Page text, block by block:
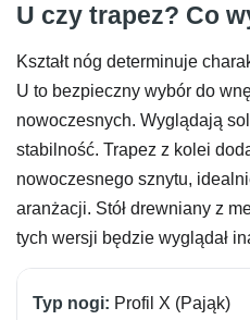
U czy trapez? Co
Kształt nóg determinuje
U to bezpieczny wybór do
nowoczesnych. Wyglądają
stabilność. Trapez z kolei
nowoczesnego sznytu,
aranżacji. Stół drewniany z
tych wersji będzie wyglądał
Profil X (Pająk)